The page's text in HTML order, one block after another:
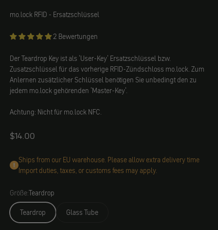
motogadget
mo.lock RFID - Ersatzschlüssel
2 Bewertungen
Der Teardrop Key ist als 'User-Key' Ersatzschlüssel bzw.
Zusatzschlüssel für das vorherige RFID-Zündschloss mo.lock. Zum
Anlernen zusätzlicher Schlüssel benötigen Sie unbedingt den zu
jedem mo.lock gehörenden 'Master-Key'.
Achtung: Nicht für mo.lock NFC.
Angebot
$14.00
Ships from our EU warehouse. Please allow extra delivery time
Import duties, taxes, or customs fees may apply.
Größe:Teardrop
Teardrop
Glass Tube